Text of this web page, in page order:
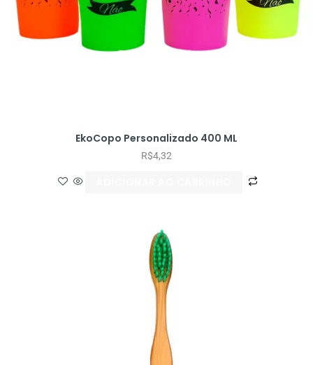
EkoCopo Personalizado 400 ML
R$4,32